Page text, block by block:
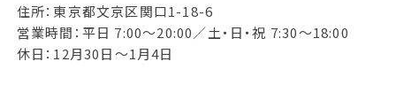
住所：東京都文京区関口1-18-6
営業時間：平日 7:00～20:00／土・日・祝 7:30～18:00
休日：12月30日～1月4日